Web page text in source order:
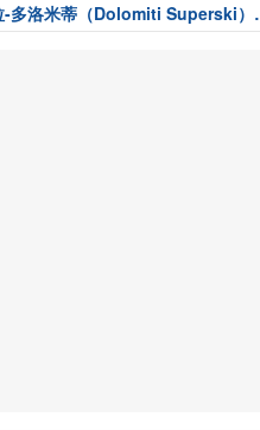
-多洛米蒂（Dolomiti Superski）-